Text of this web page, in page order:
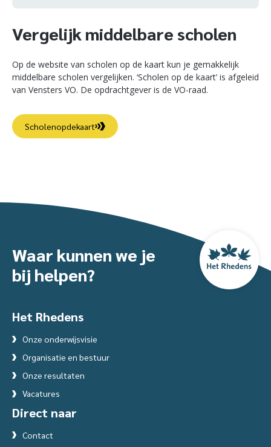
Vergelijk middelbare scholen
Op de website van scholen op de kaart kun je gemakkelijk
middelbare scholen vergelijken. ‘Scholen op de kaart’ is afgeleid
van Vensters VO. De opdrachtgever is de VO-raad.
Scholenopdekaart
Waar kunnen we je
bij helpen?
Het Rhedens
Onze onderwijsvisie
Organisatie en bestuur
Onze resultaten
Vacatures
Direct naar
Contact